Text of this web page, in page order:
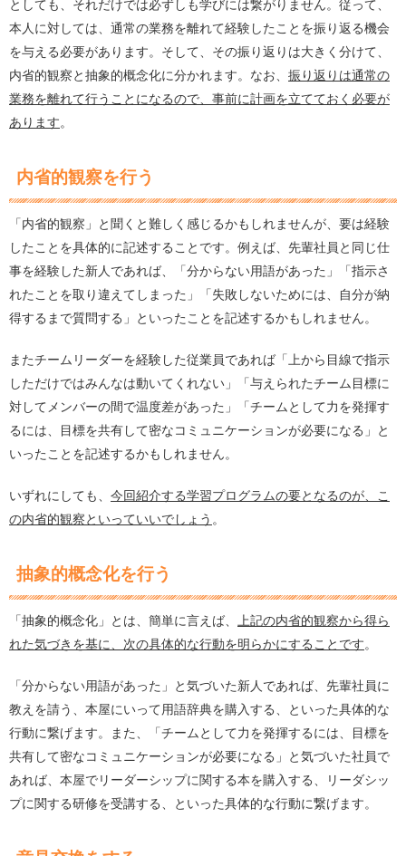
としても、それだけでは必ずしも学びには繋がりません。従って、
本人に対しては、通常の業務を離れて経験したことを振り返る機会
を与える必要があります。そして、その振り返りは大きく分けて、
内省的観察と抽象的概念化に分かれます。なお、 振り返りは通常の
業務を離れて行うことになるので、事前に計画を立てておく必要が
あります。
内省的観察を行う
「内省的観察」と聞くと難しく感じるかもしれませんが、要は経験
したことを具体的に記述することです。例えば、先輩社員と同じ仕
事を経験した新人であれば、「分からない用語があった」「指示さ
れたことを取り違えてしまった」「失敗しないためには、自分が納
得するまで質問する」といったことを記述するかもしれません。
またチームリーダーを経験した従業員であれば「上から目線で指示
しただけではみんなは動いてくれない」「与えられたチーム目標に
対してメンバーの間で温度差があった」「チームとして力を発揮す
るには、目標を共有して密なコミュニケーションが必要になる」と
いったことを記述するかもしれません。
いずれにしても、 今回紹介する学習プログラムの要となるのが、こ
の内省的観察といっていいでしょう 。
抽象的概念化を行う
「抽象的概念化」とは、簡単に言えば、
上記の内省的観察から得ら
れた気づきを基に、次の具体的な行動を明らかにすることです。
「分からない用語があった」と気づいた新人であれば、先輩社員に
教えを請う、本屋にいって用語辞典を購入する、といった具体的な
行動に繋げます。また、「チームとして力を発揮するには、目標を
共有して密なコミュニケーションが必要になる」と気づいた社員で
あれば、本屋でリーダーシップに関する本を購入する、リーダシッ
プに関する研修を受講する、といった具体的な行動に繋げます。